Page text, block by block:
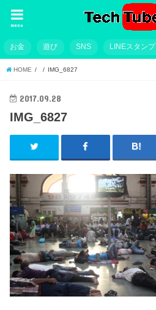
menu
お金 遊び SNS LINEスタンプ
HOME IMG_6827
2017.09.28
IMG_6827